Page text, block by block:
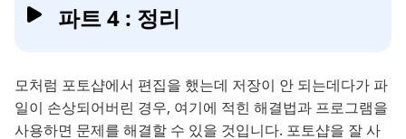
파트 4 : 정리
모처럼 포토샵에서 편집을 했는데 저장이 안 되는데다가 파
일이 손상되어버린 경우, 여기에 적힌 해결법과 프로그램을
사용하면 문제를 해결할 수 있을 것입니다. 포토샵을 잘 사